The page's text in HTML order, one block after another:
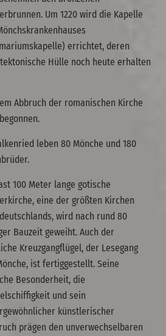
Um 1220 wird die Kapelle
errichtet, deren
Hülle noch heute erhalten
Abbruch der romanischen Kirche
leben 80 Mönche und 180
100 Meter lange gotische
eine der größten Kirchen
wird nach rund 80
Bauzeit geweiht. Auch der
Kreuzgangflügel, der Lesegang
ist fertiggestellt. Seine
Besonderheit, die
und sein
künstlerischer
prägen den unverwechselbaren